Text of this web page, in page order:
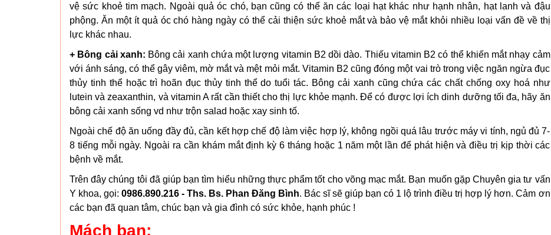
vệ sức khoẻ tim mạch. Ngoài quả óc chó, bạn cũng có thể ăn các loại hạt khác như hạnh nhân, hạt lanh và đậu
phộng. Ăn một ít quả óc chó hàng ngày có thể cải thiện sức khoẻ mắt và bảo vệ mắt khỏi nhiều loại vấn đề về thị
lực khác nhau.
+ Bông cải xanh: Bông cải xanh chứa một lượng vitamin B2 dồi dào. Thiếu vitamin B2 có thể khiến mắt nhạy cảm
với ánh sáng, có thể gây viêm, mờ mắt và mệt mỏi mắt. Vitamin B2 cũng đóng một vai trò trong việc ngăn ngừa đục
thủy tinh thể hoặc trì hoãn đục thủy tinh thể do tuổi tác. Bông cải xanh cũng chứa các chất chống oxy hoá như
lutein và zeaxanthin, và vitamin A rất cần thiết cho thị lực khỏe mạnh. Để có được lợi ích dinh dưỡng tối đa, hãy ăn
bông cải xanh sống vd như trộn salad hoặc xay sinh tố.
Ngoài chế độ ăn uống đầy đủ, cần kết hợp chế độ làm việc hợp lý, không ngồi quá lâu trước máy vi tính, ngủ đủ 7-
8 tiếng mỗi ngày. Ngoài ra cần khám mắt định kỳ 6 tháng hoặc 1 năm một lần để phát hiện và điều trị kịp thời các
bệnh về mắt.
Trên đây chúng tôi đã giúp bạn tìm hiểu những thực phẩm tốt cho võng mạc mắt. Bạn muốn gặp Chuyên gia tư vấn
Y khoa, gọi:0986.890.216 - Ths. Bs. Phan Đăng Bình. Bác sĩ sẽ giúp bạn có 1 lộ trình điều trị hợp lý hơn. Cảm ơn
các bạn đã quan tâm, chúc bạn và gia đình có sức khỏe, hạnh phúc !
Mách bạn: